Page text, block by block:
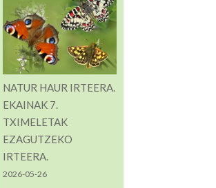
NATUR HAUR IRTEERA.
EKAINAK 7.
TXIMELETAK
EZAGUTZEKO
IRTEERA.
2026-05-26